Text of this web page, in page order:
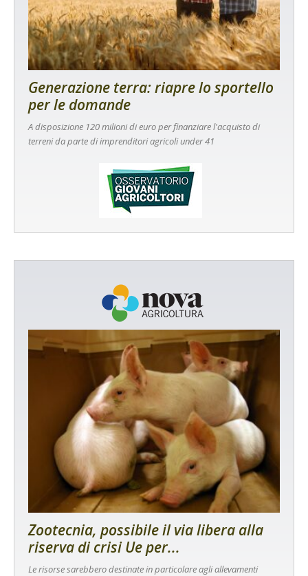
Generazione terra: riapre lo sportello
per le domande
A disposizione 120 milioni di euro per finanziare l'acquisto di
terreni da parte di imprenditori agricoli under 41
Zootecnia, possibile il via libera alla
riserva di crisi Ue per...
Le risorse sarebbero destinate in particolare agli allevamenti